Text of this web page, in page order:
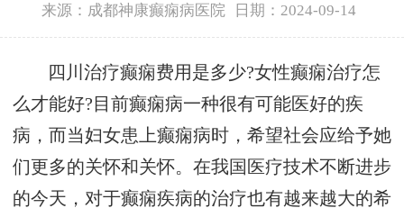
来源：成都神康癫痫病医院 日期：2024-09-14
四川治疗癫痫费用是多少?女性癫痫治疗怎
么才能好?目前癫痫病一种很有可能医好的疾
病，而当妇女患上癫痫病时，希望社会应给予她
们更多的关怀和关怀。在我国医疗技术不断进步
的今天，对于癫痫疾病的治疗也有越来越大的希